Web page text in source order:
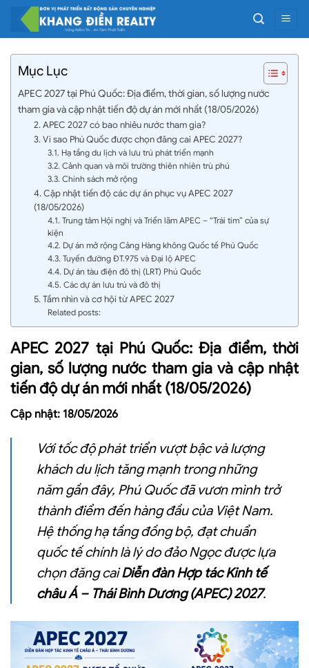
nội
dung
Mục Lục
APEC 2027 tại Phú Quốc: Địa điểm, thời gian, số lượng nước
tham gia và cập nhật tiến độ dự án mới nhất (18/05/2026)
2. APEC 2027 có bao nhiêu nước tham gia?
3. Vì sao Phú Quốc được chọn đăng cai APEC 2027?
3.1. Hạ tầng du lịch và lưu trú phát triển mạnh
3.2. Cảnh quan và môi trường thiên nhiên trù phú
3.3. Chính sách mở rộng
4. Cập nhật tiến độ các dự án phục vụ APEC 2027
(18/05/2026)
4.1. Trung tâm Hội nghị và Triển lãm APEC – “Trái tim” của sự
kiện
4.2. Dự án mở rộng Cảng Hàng không Quốc tế Phú Quốc
4.3. Tuyến đường ĐT.975 và Đại lộ APEC
4.4. Dự án tàu điện đô thị (LRT) Phú Quốc
4.5. Các dự án lưu trú và đô thị
5. Tầm nhìn và cơ hội từ APEC 2027
Related posts:
APEC 2027 tại Phú Quốc: Địa điểm, thời
gian, số lượng nước tham gia và cập nhật
tiến độ dự án mới nhất (18/05/2026)
Cập nhật: 18/05/2026
Với tốc độ phát triển vượt bậc và lượng
khách du lịch tăng mạnh trong những
năm gần đây, Phú Quốc đã vươn mình trở
thành điểm đến hàng đầu của Việt Nam.
Hệ thống hạ tầng đồng bộ, đạt chuẩn
quốc tế chính là lý do đảo Ngọc được lựa
chọn đăng caiDiễn đàn Hợp tác Kinh tế
châu Á – Thái Bình Dương (APEC) 2027.